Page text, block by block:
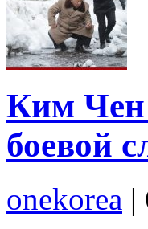
Ким Чен
боевой
onekorea |